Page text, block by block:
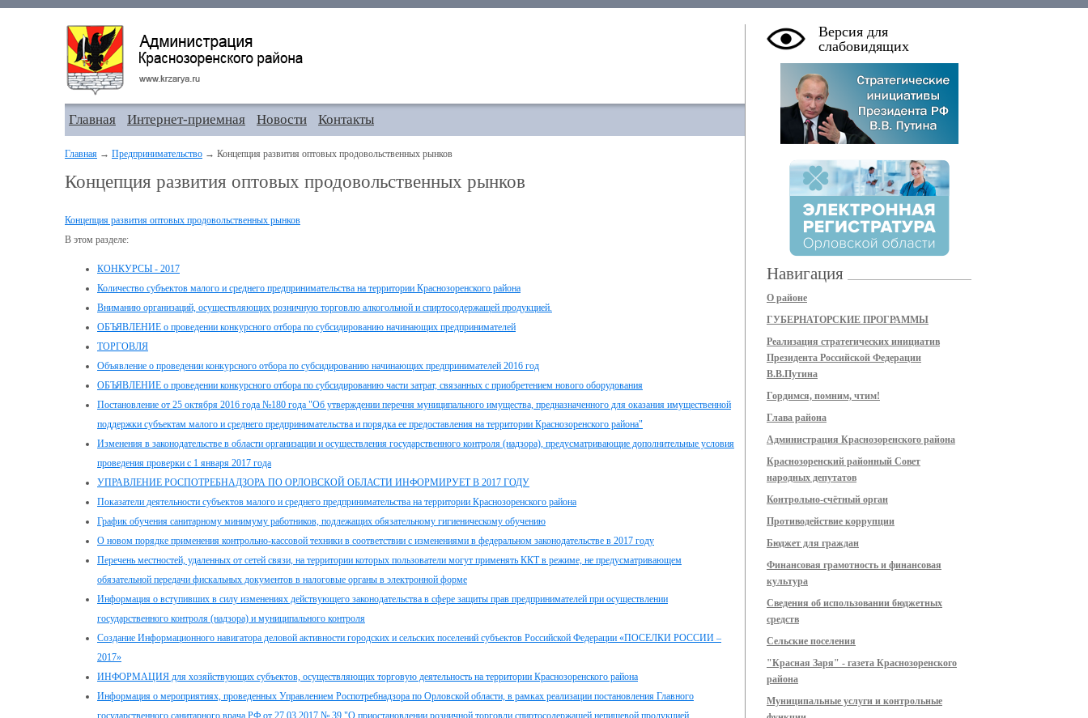
Главная Интернет-приемная Новости Контакты
Главная → Предпринимательство → Концепция развития оптовых продовольственных рынков
Концепция развития оптовых продовольственных рынков
Концепция развития оптовых продовольственных рынков
В этом разделе:
КОНКУРСЫ - 2017
Количество субъектов малого и среднего предпринимательства на территории Краснозоренского района
Вниманию организаций, осуществляющих розничную торговлю алкогольной и спиртосодержащей продукцией.
ОБЪЯВЛЕНИЕ о проведении конкурсного отбора по субсидированию начинающих предпринимателей
ТОРГОВЛЯ
Объявление о проведении конкурсного отбора по субсидированию начинающих предпринимателей 2016 год
ОБЪЯВЛЕНИЕ о проведении конкурсного отбора по субсидированию части затрат, связанных с приобретением нового оборудования
Постановление от 25 октября 2016 года №180 года "Об утверждении перечня муниципального имущества, предназначенного для оказания имущественной
поддержки субъектам малого и среднего предпринимательства и порядка ее предоставления на территории Краснозоренского района"
Изменения в законодательстве в области организации и осуществления государственного контроля (надзора), предусматривающие дополнительные условия
проведения проверки с 1 января 2017 года
УПРАВЛЕНИЕ РОСПОТРЕБНАДЗОРА ПО ОРЛОВСКОЙ ОБЛАСТИ ИНФОРМИРУЕТ В 2017 ГОДУ
Показатели деятельности субъектов малого и среднего предпринимательства на территории Краснозоренского района
График обучения санитарному минимуму работников, подлежащих обязательному гигиеническому обучению
О новом порядке применения контрольно-кассовой техники в соответствии с изменениями в федеральном законодательстве в 2017 году
Перечень местностей, удаленных от сетей связи, на территории которых пользователи могут применять ККТ в режиме, не предусматривающем
обязательной передачи фискальных документов в налоговые органы в электронной форме
Информация о вступивших в силу изменениях действующего законодательства в сфере защиты прав предпринимателей при осуществлении
государственного контроля (надзора) и муниципального контроля
Создание Информационного навигатора деловой активности городских и сельских поселений субъектов Российской Федерации «ПОСЕЛКИ РОССИИ –
2017»
ИНФОРМАЦИЯ для хозяйствующих субъектов, осуществляющих торговую деятельность на территории Краснозоренского района
Информация о мероприятиях, проведенных Управлением Роспотребнадзора по Орловской области, в рамках реализации постановления Главного
государственного санитарного врача РФ от 27.03.2017 № 39 "О приостановлении розничной торговли спиртосодержащей непищевой продукцией,
Версия для
слабовидящих
Навигация
О районе
ГУБЕРНАТОРСКИЕ ПРОГРАММЫ
Реализация стратегических инициатив
Президента Российской Федерации
В.В.Путина
Гордимся, помним, чтим!
Глава района
Администрация Краснозоренского района
Краснозоренский районный Совет
народных депутатов
Контрольно-счётный орган
Противодействие коррупции
Бюджет для граждан
Финансовая грамотность и финансовая
культура
Сведения об использовании бюджетных
средств
Сельские поселения
"Красная Заря" - газета Краснозоренского
района
Муниципальные услуги и контрольные